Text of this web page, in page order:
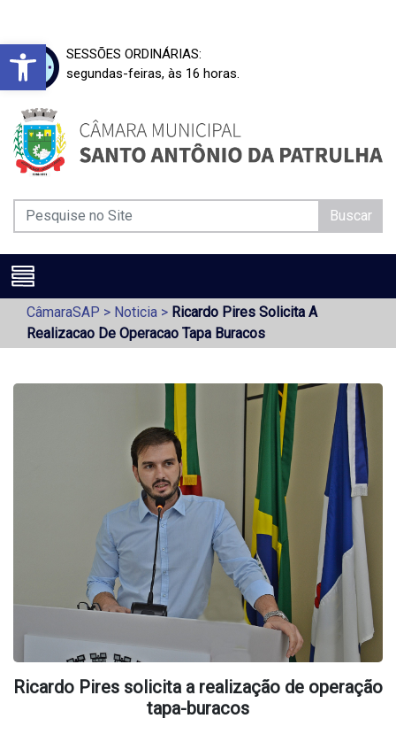
Barra de Ferramentas Aberta
SESSÕES ORDINÁRIAS:
segundas-feiras, às 16 horas.
Buscar
CâmaraSAP > Noticia > Ricardo Pires Solicita A
Realizacao De Operacao Tapa Buracos
Ricardo Pires solicita a realização de operação
tapa-buracos